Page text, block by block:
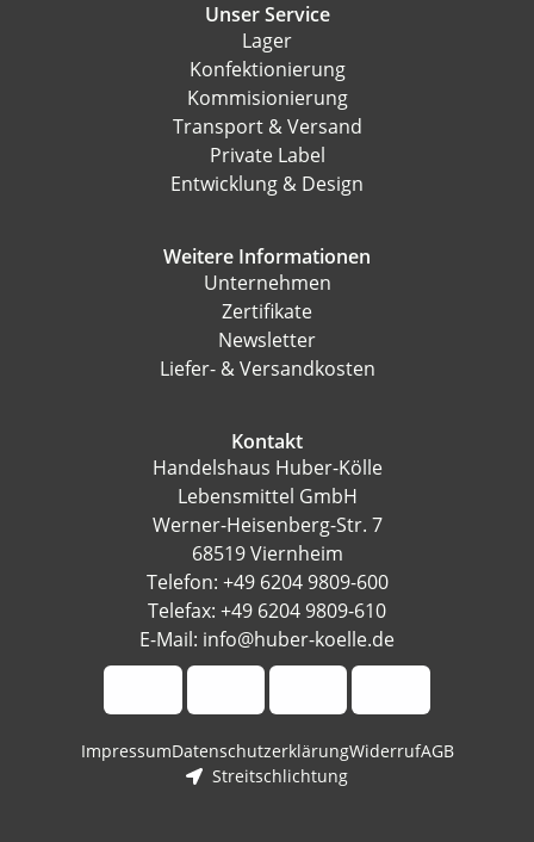
Unser Service
Lager
Konfektionierung
Kommisionierung
Transport & Versand
Private Label
Entwicklung & Design
Weitere Informationen
Unternehmen
Zertifikate
Newsletter
Liefer- & Versandkosten
Kontakt
Handelshaus Huber-Kölle
Lebensmittel GmbH
Werner-Heisenberg-Str. 7
68519 Viernheim
Telefon: +49 6204 9809-600
Telefax: +49 6204 9809-610
E-Mail: info@huber-koelle.de
ImpressumDatenschutzerklärungWiderrufAGB
Streitschlichtung